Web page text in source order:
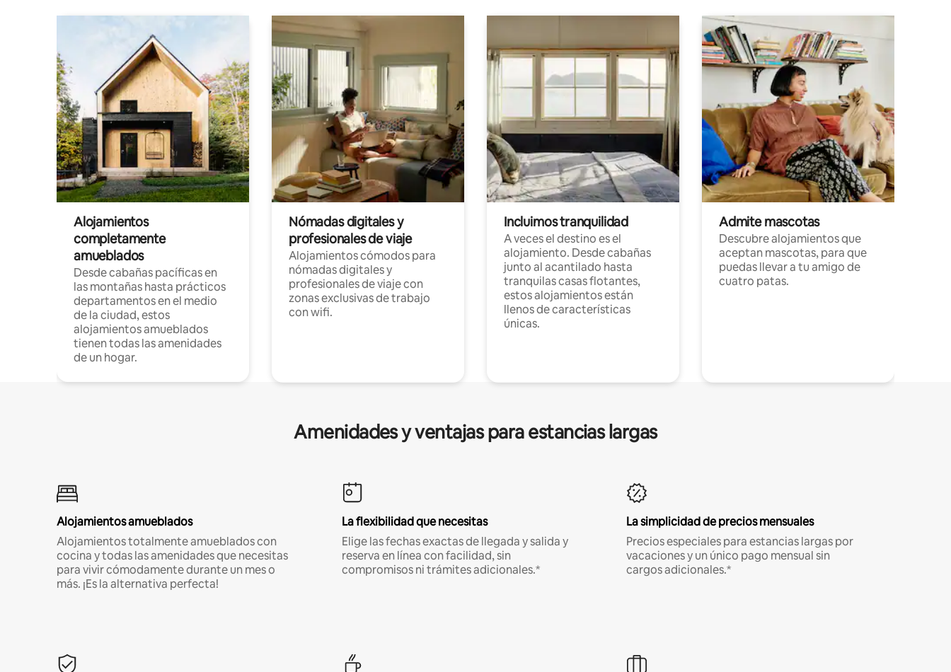
Alojamientos
completamente
amueblados
Desde cabañas pacíficas en
las montañas hasta prácticos
departamentos en el medio
de la ciudad, estos
alojamientos amueblados
tienen todas las amenidades
de un hogar.
Nómadas digitales y
profesionales de viaje
Alojamientos cómodos para
nómadas digitales y
profesionales de viaje con
zonas exclusivas de trabajo
con wifi.
Incluimos tranquilidad
A veces el destino es el
alojamiento. Desde cabañas
junto al acantilado hasta
tranquilas casas flotantes,
estos alojamientos están
llenos de características
únicas.
Admite mascotas
Descubre alojamientos que
aceptan mascotas, para que
puedas llevar a tu amigo de
cuatro patas.
Amenidades y ventajas para estancias largas
Alojamientos amueblados
Alojamientos totalmente amueblados con
cocina y todas las amenidades que necesitas
para vivir cómodamente durante un mes o
más. ¡Es la alternativa perfecta!
La flexibilidad que necesitas
Elige las fechas exactas de llegada y salida y
reserva en línea con facilidad, sin
compromisos ni trámites adicionales.*
La simplicidad de precios mensuales
Precios especiales para estancias largas por
vacaciones y un único pago mensual sin
cargos adicionales.*